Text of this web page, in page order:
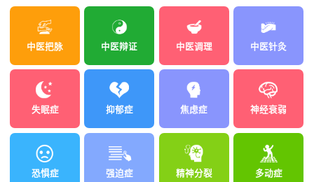
中医把脉 中医辩证 中医调理 中医针灸
失眠症 抑郁症 焦虑症 神经衰弱
恐惧症 强迫症 精神分裂 多动症